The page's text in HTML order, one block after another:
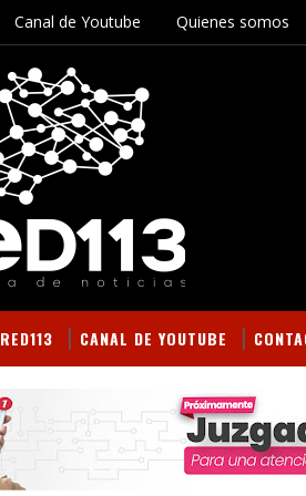
Canal de Youtube Quienes somos
RED113 CANAL DE YOUTUBE